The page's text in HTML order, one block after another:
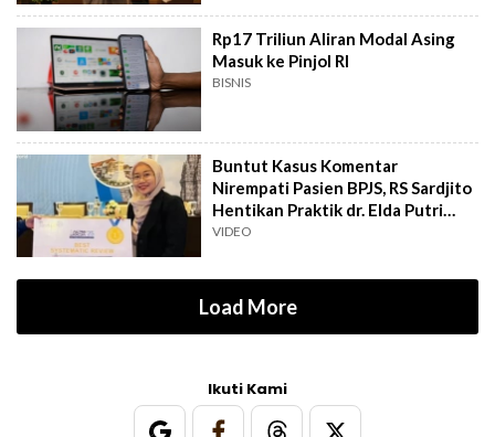
Rp17 Triliun Aliran Modal Asing
Masuk ke Pinjol RI
BISNIS
Buntut Kasus Komentar
Nirempati Pasien BPJS, RS Sardjito
Hentikan Praktik dr. Elda Putri
Rahard
VIDEO
Load More
Ikuti Kami